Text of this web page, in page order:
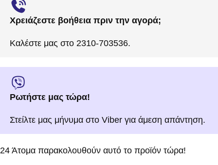
Χρειάζεστε βοήθεια πριν την αγορά;
Καλέστε μας στο 2310-703536.
Ρωτήστε μας τώρα!
Στείλτε μας μήνυμα στο Viber για άμεση απάντηση.
24 Άτομα παρακολουθούν αυτό το προϊόν τώρα!